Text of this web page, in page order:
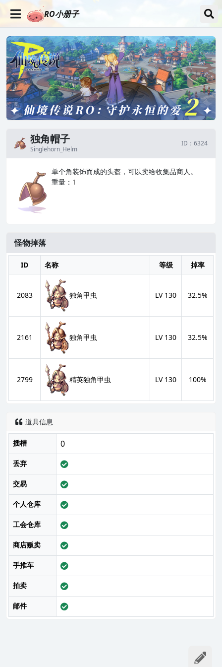
RO小册子
独角帽子
Singlehorn_Helm
ID：6324
单个角装饰而成的头盔，可以卖给收集品商人。
重量： 1
怪物掉落
ID 名称 等级 掉率
2083 独角甲虫 LV 130 32.5%
2161 独角甲虫 LV 130 32.5%
2799 精英独角甲虫 LV 130 100%
 道具信息
插槽 0
丢弃
交易
个人仓库
工会仓库
商店贩卖
手推车
拍卖
邮件